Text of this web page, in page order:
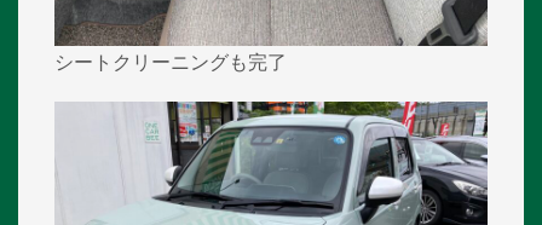
シートクリーニングも完了